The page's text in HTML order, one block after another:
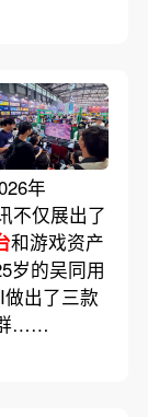
年
不仅展出了
和游戏资产
岁的吴同用
出了三款
群……